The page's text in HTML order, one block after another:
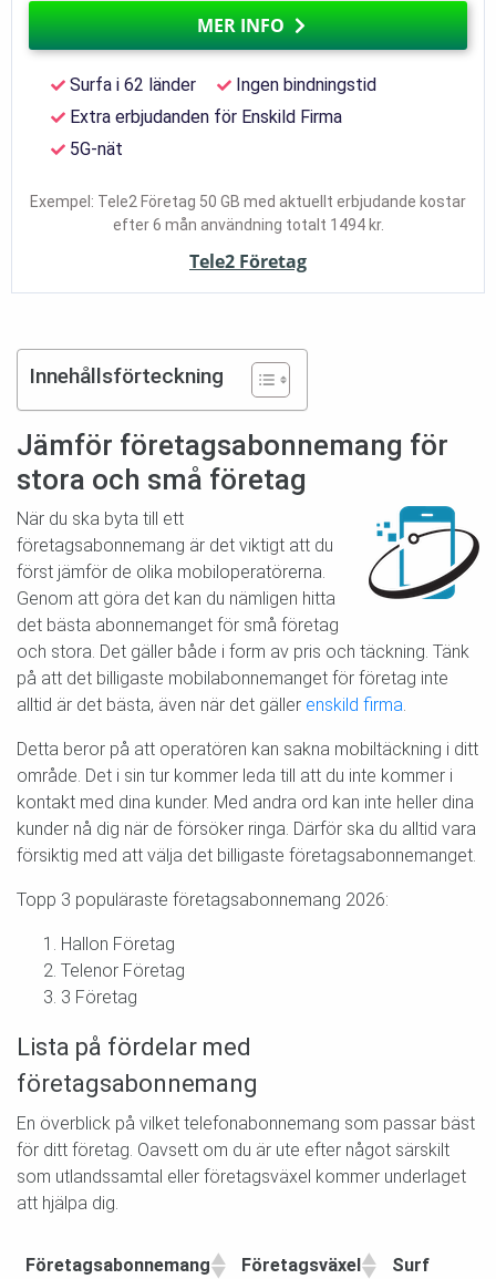
MER INFO
Surfa i 62 länder
Ingen bindningstid
Extra erbjudanden för Enskild Firma
5G-nät
Exempel: Tele2 Företag 50 GB med aktuellt erbjudande kostar
efter 6 mån användning totalt 1494 kr.
Tele2 Företag
Innehållsförteckning
Jämför företagsabonnemang för
stora och små företag
När du ska byta till ett
företagsabonnemang är det viktigt att du
först jämför de olika mobiloperatörerna.
Genom att göra det kan du nämligen hitta
det bästa abonnemanget för små företag
och stora. Det gäller både i form av pris och täckning. Tänk
på att det billigaste mobilabonnemanget för företag inte
alltid är det bästa, även när det gäller enskild firma
Detta beror på att operatören kan sakna mobiltäckning i ditt
område. Det i sin tur kommer leda till att du inte kommer i
kontakt med dina kunder. Med andra ord kan inte heller dina
kunder nå dig när de försöker ringa. Därför ska du alltid vara
försiktig med att välja det billigaste företagsabonnemanget.
Topp 3 populäraste företagsabonnemang 2026:
Hallon Företag
Telenor Företag
3 Företag
Lista på fördelar med
företagsabonnemang
En överblick på vilket telefonabonnemang som passar bäst
för ditt företag. Oavsett om du är ute efter något särskilt
som utlandssamtal eller företagsväxel kommer underlaget
att hjälpa dig.
Företagsabonnemang Företagsväxel
Surf